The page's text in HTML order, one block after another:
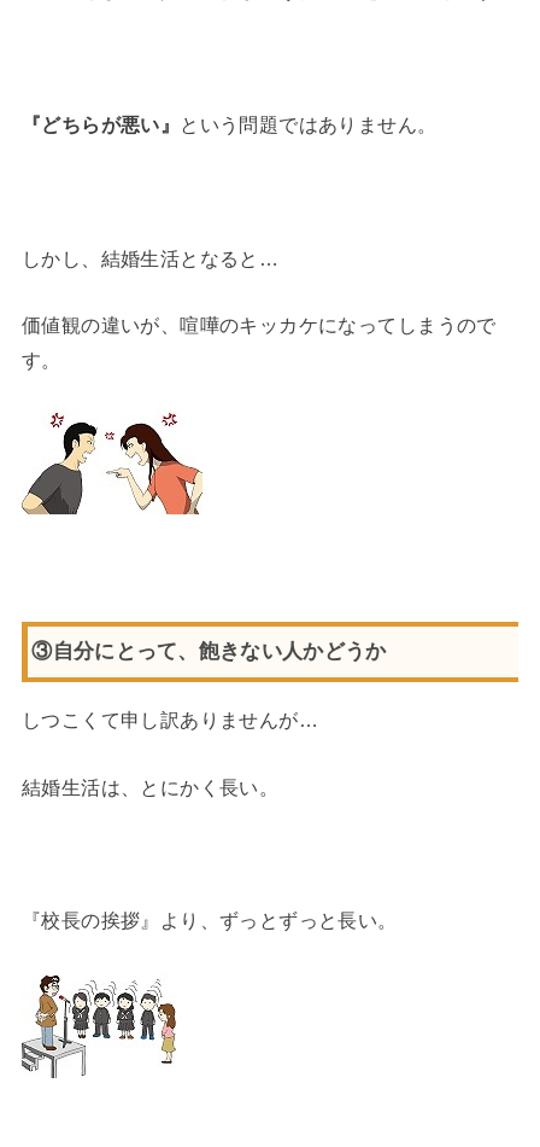
『どちらが悪い』 という問題ではありません。
しかし、結婚生活となると…
価値観の違いが、喧嘩のキッカケになってしまうので
す。
③自分にとって、飽きない人かどうか
しつこくて申し訳ありませんが…
結婚生活は、とにかく長い。
『校長の挨拶』より、ずっとずっと長い。